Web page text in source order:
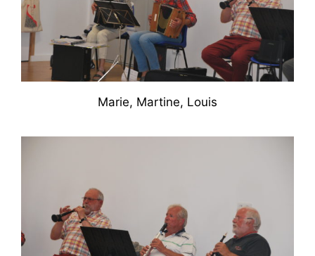
Marie, Martine, Louis